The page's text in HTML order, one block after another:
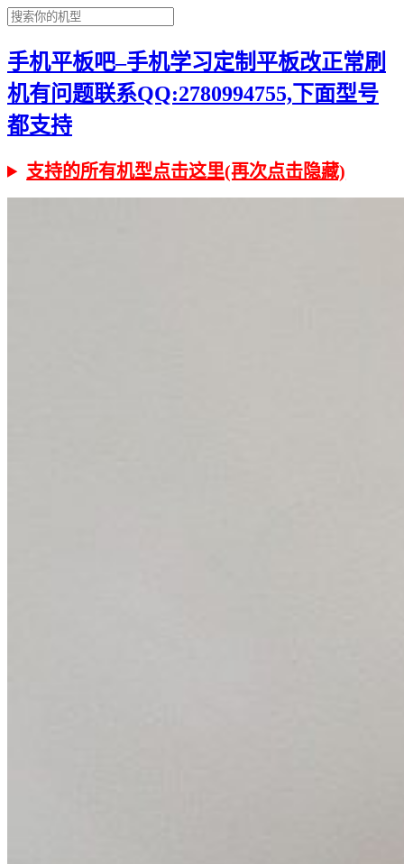
手机平板吧–手机学习定制平板改正常刷
机有问题联系QQ:2780994755,下面型号
都支持
支持的所有机型点击这里(再次点击隐藏)